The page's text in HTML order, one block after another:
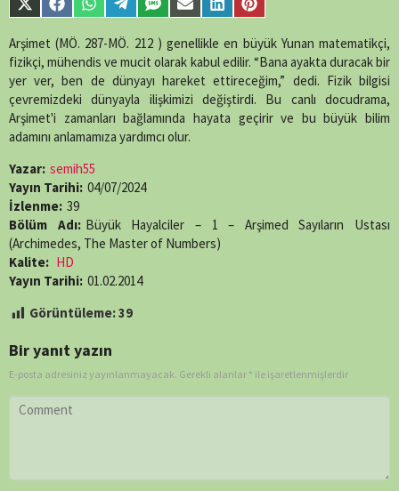
Share
on
X
(Twitter)
Share
on
Facebook
Share
on
WhatsApp
Share
on
Telegram
Share
on
SMS
Share
on
Email
Share
on
LinkedIn
Share
on
Pinterest
Arşimet (MÖ. 287-MÖ. 212 ) genellikle en büyük Yunan matematikçi,
fizikçi, mühendis ve mucit olarak kabul edilir. “Bana ayakta duracak bir
yer ver, ben de dünyayı hareket ettireceğim,” dedi. Fizik bilgisi
çevremizdeki dünyayla ilişkimizi değiştirdi. Bu canlı docudrama,
Arşimet'i zamanları bağlamında hayata geçirir ve bu büyük bilim
adamını anlamamıza yardımcı olur.
Yazar: semih55
Yayın Tarihi: 04/07/2024
İzlenme: 39
Bölüm Adı: Büyük Hayalciler – 1 – Arşimed Sayıların Ustası
(Archimedes, The Master of Numbers)
Kalite: HD
Yayın Tarihi: 01.02.2014
Görüntüleme:39
Bir yanıt yazın
E-posta adresiniz yayınlanmayacak. Gerekli alanlar * ile işaretlenmişlerdir